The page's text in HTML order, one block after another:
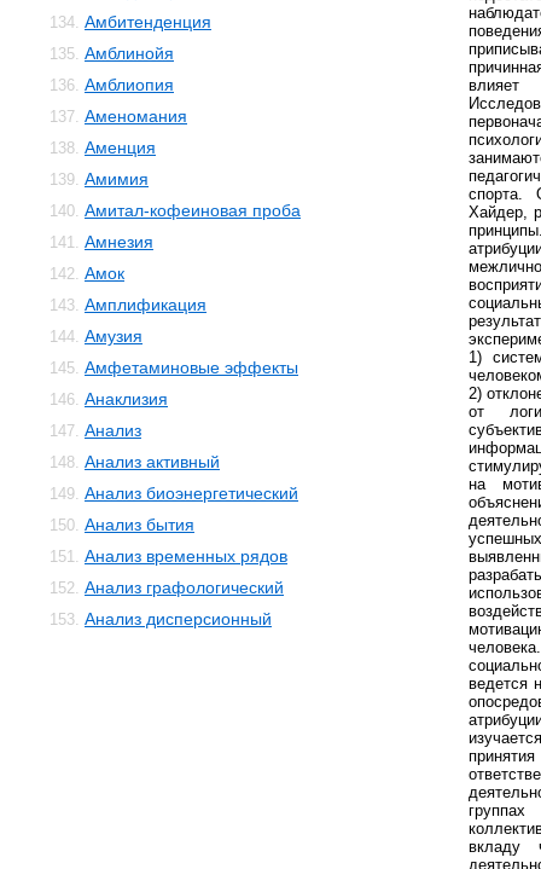
134. Амбитенденция
135. Амблинойя
136. Амблиопия
137. Аменомания
138. Аменция
139. Амимия
140. Амитал-кофеиновая проба
141. Амнезия
142. Амок
143. Амплификация
144. Амузия
145. Амфетаминовые эффекты
146. Анаклизия
147. Анализ
148. Анализ активный
149. Анализ биоэнергетический
150. Анализ бытия
151. Анализ временных рядов
152. Анализ графологический
153. Анализ дисперсионный
спорта.
Хайдер,
1)
2)
от
на
ведется
вкладу